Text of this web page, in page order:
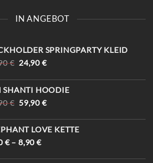
IN ANGEBOT
SPRINGPARTY KLEID
€ URSPRÜNGLICHER
WAR:
29,90 €
24,90 €AKTUELLER
IST:
24,90 €.
SHANTI HOODIE
€ URSPRÜNGLICHER
69,90 €
59,90 €AKTUELLER
59,90 €.
LOVE KETTE
€–8,90€